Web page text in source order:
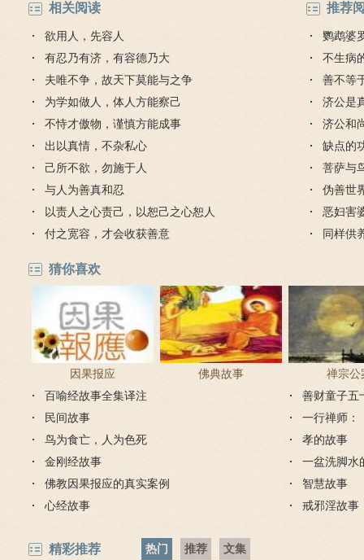
相关阅读
欲用人，先容人
有忍乃有济，有容德乃大
夫唯不争，故天下莫能与之争
为学如做人，体人方能察己
不恃才傲物，谨慎方能成事
出以真情，不杂私心
己所不欲，勿施于人
与人为善真和忍
以责人之心责己，以恕己之心恕人
付之宽容，才会收获善意
推荐
鹦鹉婆
不生病
善不等
济公是
济公和
缺点的
菩萨与
伪善世
恶妇害
同样供
猜你喜欢
因果报应 佛典故事
禅宗公
百喻经故事全集译注
善财童子五
民间故事
一行禅师：
鸟为食亡，人为色死
孝的故事
金刚经故事
一盆洗脚水
佛教因果报应的真实案例
智慧故事
心经故事
戒邪淫故事
精彩推荐 热门 推荐 文集